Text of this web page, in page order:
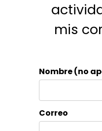
mis
Nombre (no
Correo